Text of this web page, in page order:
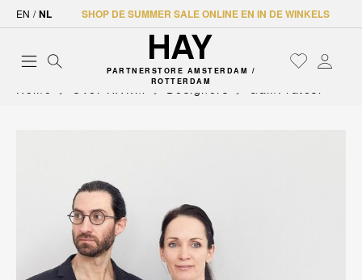
EN / NL SHOP DE SUMMER SALE ONLINE EN IN DE WINKELS
PARTNERSTORE AMSTERDAM /
ROTTERDAM
Home Over HAY.nl Designers GamFratesi